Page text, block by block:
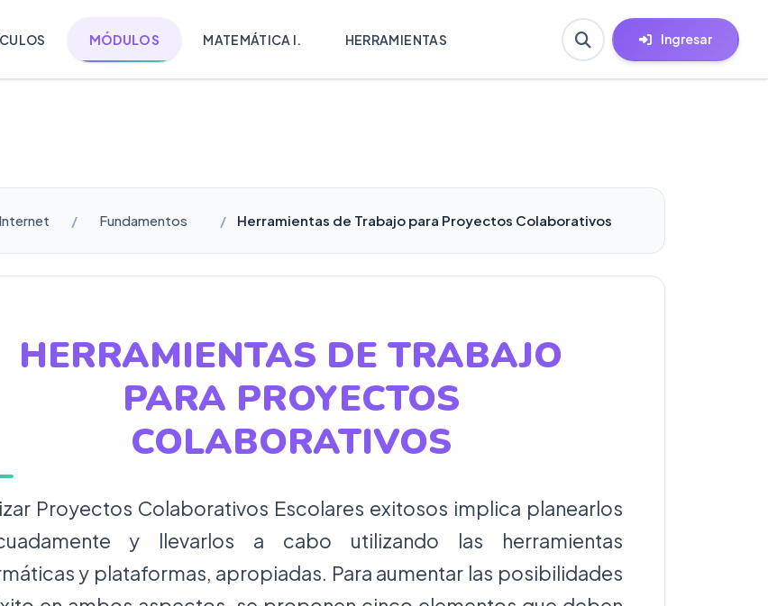
MÓDULOS MATEMÁTICA I. HERRAMIENTAS Ingresar
Fundamentos Herramientas de Trabajo para Proyectos Colaborativos
HERRAMIENTAS DE TRABAJO
PARA PROYECTOS
COLABORATIVOS
Proyectos Colaborativos Escolares exitosos implica planearlos
y llevarlos a cabo utilizando las herramientas
y plataformas, apropiadas. Para aumentar las posibilidades